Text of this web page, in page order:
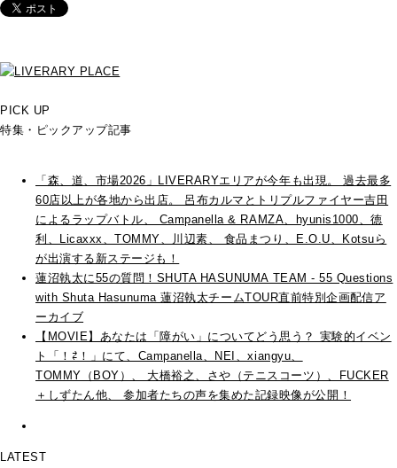
PICK UP
特集・ピックアップ記事
「森、道、市場2026」LIVERARYエリアが今年も出現。 過去最多
60店以上が各地から出店。 呂布カルマとトリプルファイヤー吉田
によるラップバトル、 Campanella & RAMZA、hyunis1000、徳
利、Licaxxx、TOMMY、川辺素、 食品まつり、E.O.U、Kotsuら
が出演する新ステージも！
蓮沼執太に55の質問！SHUTA HASUNUMA TEAM - 55 Questions
with Shuta Hasunuma 蓮沼執太チームTOUR直前特別企画配信ア
ーカイブ
【MOVIE】あなたは「障がい」についてどう思う？ 実験的イベン
ト「！⇄！」にて、Campanella、NEI、xiangyu、
TOMMY（BOY）、 大橋裕之、さや（テニスコーツ）、FUCKER
＋しずたん他、 参加者たちの声を集めた記録映像が公開！
LATEST